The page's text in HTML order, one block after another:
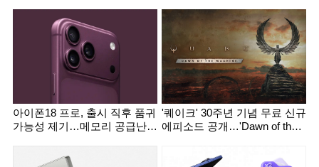
아이폰18 프로, 출시 직후 품귀
가능성 제기…메모리 공급난
'퀘이크' 30주년 기념 무료 신규
에피소드 공개…'Dawn of the